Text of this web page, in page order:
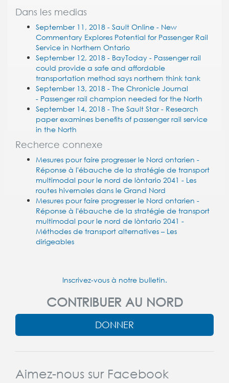
Dans les medias
September 11, 2018 - Sault Online - New
Commentary Explores Potential for Passenger Rail
Service in Northern Ontario
September 12, 2018 - BayToday - Passenger rail
could provide a safe and affordable
transportation method says northern think tank
September 13, 2018 - The Chronicle Journal
- Passenger rail champion needed for the North
September 14, 2018 - The Sault Star - Research
paper examines benefits of passenger rail service
in the North
Recherce connexe
Mesures pour faire progresser le Nord ontarien -
Réponse à l'ébauche de la stratégie de transport
multimodal pour le nord de lòntario 2041 - Les
routes hivernales dans le Grand Nord
Mesures pour faire progresser le Nord ontarien -
Réponse à l'ébauche de la stratégie de transport
multimodal pour le nord de lòntario 2041 -
Méthodes de transport alternatives – Les
dirigeables
Inscrivez-vous à notre bulletin.
CONTRIBUER AU NORD
DONNER
Aimez-nous sur Facebook